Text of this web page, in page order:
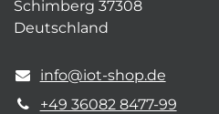
Schimberg 37308
Deutschland
info@iot-shop.de
+49 36082 8477-99